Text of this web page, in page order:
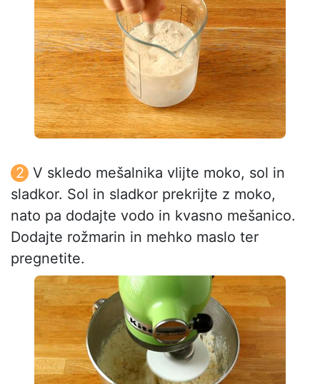
V skledo mešalnika vlijte moko, sol in
sladkor. Sol in sladkor prekrijte z moko,
nato pa dodajte vodo in kvasno mešanico.
Dodajte rožmarin in mehko maslo ter
pregnetite.